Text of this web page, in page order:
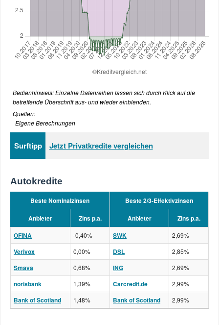
Bedienhinweis: Einzelne Datenreihen lassen sich durch Klick auf die
betreffende Überschrift aus- und wieder einblenden.
Quellen:
Eigene Berechnungen
Surftipp Jetzt Privatkredite vergleichen
Autokredite
Beste Nominalzinsen
Beste 2/3-Effektivzinsen
Anbieter
Zins p.a. Anbieter
Zins p.a.
OFINA
-0,40% SWK 2,69%
Verivox 0,00% DSL 2,85%
Smava 0,68% ING 2,69%
norisbank 1,39% Carcredit.de 2,99%
Bank of Scotland 1,48% Bank of Scotland 2,99%